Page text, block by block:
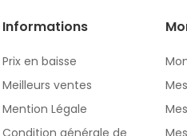
Informations
Prix en baisse
Meilleurs ventes
Mention Légale
Condition générale de